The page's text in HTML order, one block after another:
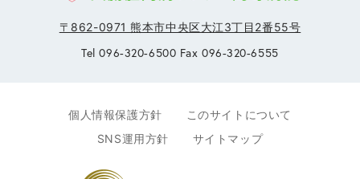
〒862-0971 熊本市中央区大江3丁目2番55号
Tel 096-320-6500 Fax 096-320-6555
個人情報保護方針
このサイトについて
SNS運用方針
サイトマップ